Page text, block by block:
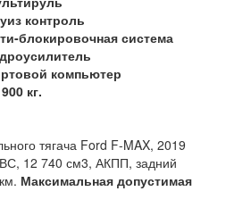
контроль
блокировочная система
компьютер
кг.
тягача Ford F-MAX, 2019
12 740 см3, АКПП, задний
Максимальная допустимая